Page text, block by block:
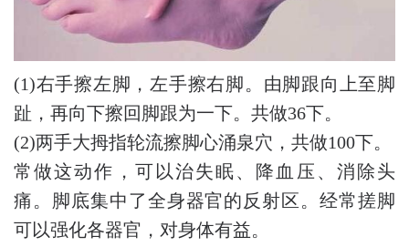
(1)右手擦左脚，左手擦右脚。由脚跟向上至脚
趾，再向下擦回脚跟为一下。共做36下。
(2)两手大拇指轮流擦脚心涌泉穴，共做100下。
常做这动作，可以治失眠、降血压、消除头
痛。脚底集中了全身器官的反射区。经常搓脚
可以强化各器官，对身体有益。